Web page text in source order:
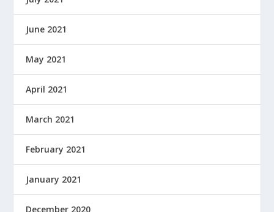
June 2021
May 2021
April 2021
March 2021
February 2021
January 2021
December 2020